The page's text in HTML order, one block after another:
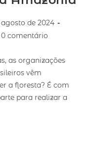
de 2024
0 comentário
as organizações
vêm
a floresta? É com
para realizar a